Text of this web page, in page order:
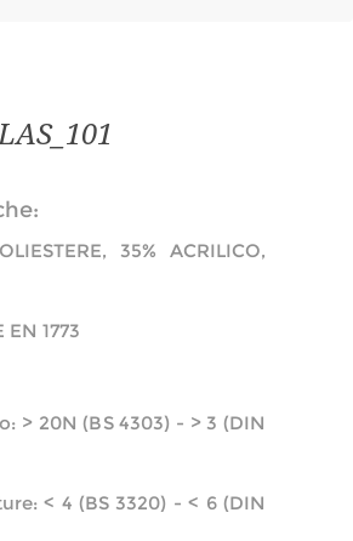
35% ACRILICO,
1773
> 20N (BS 4303) - > 3 (DIN
< 4 (BS 3320) - < 6 (DIN